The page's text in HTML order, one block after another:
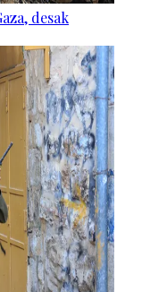
desak